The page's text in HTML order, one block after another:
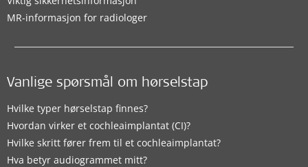
MR-informasjon for radiologer
Vanlige spørsmål om hørselstap
Hvilke typer hørselstap finnes?
Hvordan virker et cochleaimplantat (CI)?
Hvilke skritt fører frem til et cochleaimplantat?
Hva betyr audiogrammet mitt?